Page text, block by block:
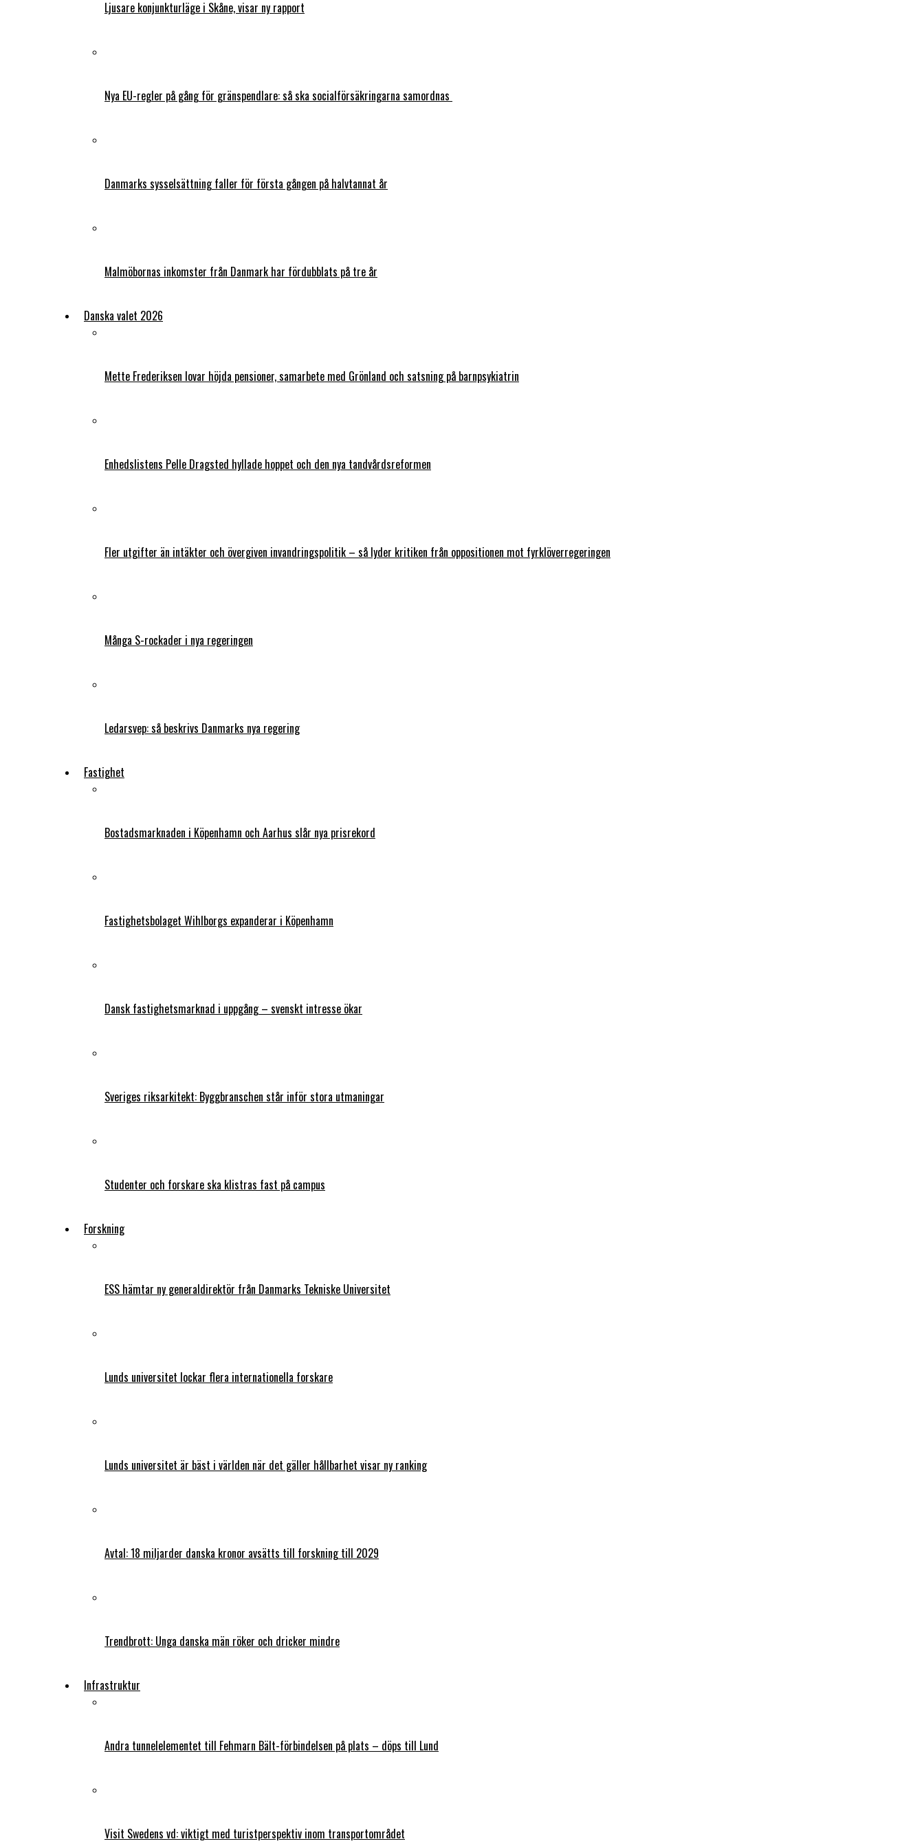
Ljusare konjunkturläge i Skåne, visar ny rapport
Nya EU-regler på gång för gränspendlare: så ska socialförsäkringarna samordnas
Danmarks sysselsättning faller för första gången på halvtannat år
Malmöbornas inkomster från Danmark har fördubblats på tre år
Danska valet 2026
Mette Frederiksen lovar höjda pensioner, samarbete med Grönland och satsning på barnpsykiatrin
Enhedslistens Pelle Dragsted hyllade hoppet och den nya tandvårdsreformen
Fler utgifter än intäkter och övergiven invandringspolitik – så lyder kritiken från oppositionen mot fyrklöverregeringen
Många S-rockader i nya regeringen
Ledarsvep: så beskrivs Danmarks nya regering
Fastighet
Bostadsmarknaden i Köpenhamn och Aarhus slår nya prisrekord
Fastighetsbolaget Wihlborgs expanderar i Köpenhamn
Dansk fastighetsmarknad i uppgång – svenskt intresse ökar
Sveriges riksarkitekt: Byggbranschen står inför stora utmaningar
Studenter och forskare ska klistras fast på campus
Forskning
ESS hämtar ny generaldirektör från Danmarks Tekniske Universitet
Lunds universitet lockar flera internationella forskare
Lunds universitet är bäst i världen när det gäller hållbarhet visar ny ranking
Avtal: 18 miljarder danska kronor avsätts till forskning till 2029
Trendbrott: Unga danska män röker och dricker mindre
Infrastruktur
Andra tunnelelementet till Fehmarn Bält-förbindelsen på plats – döps till Lund
Visit Swedens vd: viktigt med turistperspektiv inom transportområdet